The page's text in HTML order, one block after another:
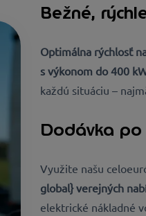
Bežné,
Optimálna rýchlosť
s výkonom do 400
každú situáciu –
Dodávka po
Využite našu
global} verejných
elektrické nákladné